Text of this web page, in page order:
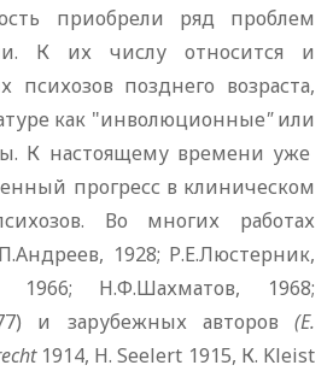
приобрели ряд проблем
К их числу относится и
психозов позднего возраста,
как "инволюционные"или
К настоящему времени уже
прогресс в клиническом
Во многих работах
1928; Р.Е.Люстер­ник,
1966; Н.Ф.Шахматов, 1968;
и зарубежных авторов (E.
1914, Н.Seelert 1915, К. Kleist